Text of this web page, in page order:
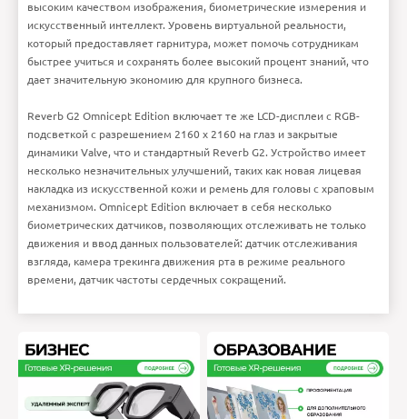
высоким качеством изображения, биометрические измерения и
искусственный интеллект. Уровень виртуальной реальности,
который предоставляет гарнитура, может помочь сотрудникам
быстрее учиться и сохранять более высокий процент знаний, что
дает значительную экономию для крупного бизнеса.
Reverb G2 Omnicept Edition включает те же LCD-дисплеи с RGB-
подсветкой с разрешением 2160 x 2160 на глаз и закрытые
динамики Valve, что и стандартный Reverb G2. Устройство имеет
несколько незначительных улучшений, таких как новая лицевая
накладка из искусственной кожи и ремень для головы с храповым
механизмом. Omnicept Edition включает в себя несколько
биометрических датчиков, позволяющих отслеживать не только
движения и ввод данных пользователей: датчик отслеживания
взгляда, камера трекинга движения рта в режиме реального
времени, датчик частоты сердечных сокращений.
обновления
межлинзового
расстояния
фокусного
расстояния
Windows
Интерфейсы USB 3.0, DisplayPort
Длина провода
и лицевая камеры, 2
фронтальные камеры и 2
Габариты 11 x 25,3 x 29 см
Инструкция по эксплуатации
Внимание:HTML не поддерживается! Используйте
Рейтинг
Плохо Хорошо